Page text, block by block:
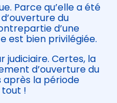
Parce qu’elle a été
du
d’une
est bien privilégiée.
judiciaire. Certes, la
d’ouverture du
après la période
tout !